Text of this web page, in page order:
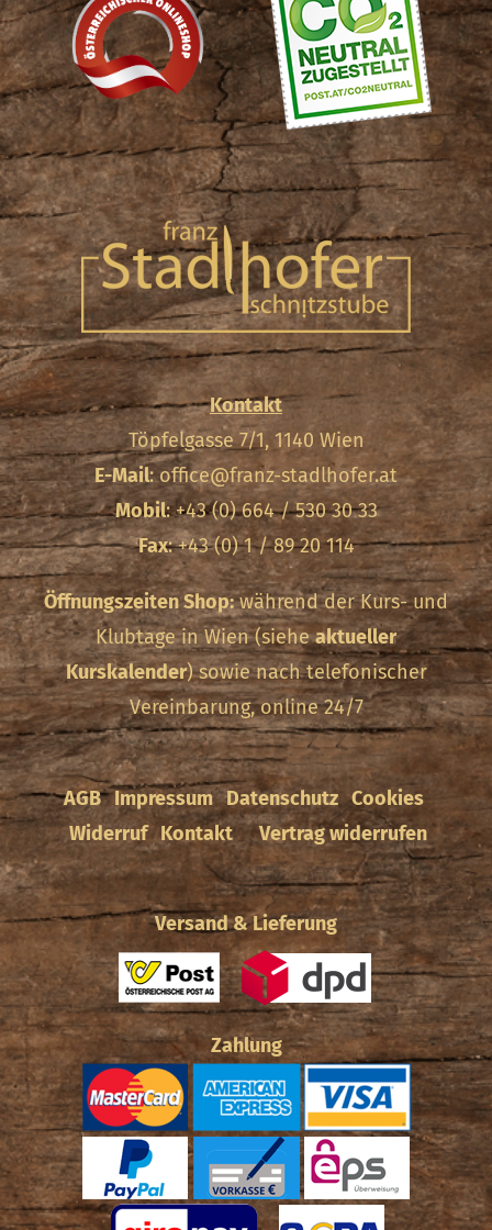
Kontakt
Töpfelgasse 7/1, 1140 Wien
E-Mail:office@franz-stadlhofer.at
Mobil: +43 (0) 664 / 530 30 33
Fax: +43 (0) 1 / 89 20 114
Öffnungszeiten Shop:während der Kurs- und
Klubtage in Wien (sieheaktueller
Kurskalender) sowie nach telefonischer
Vereinbarung, online 24/7
AGB Impressum Datenschutz Cookies
Widerruf Kontakt Vertrag widerrufen
Versand & Lieferung
Zahlung